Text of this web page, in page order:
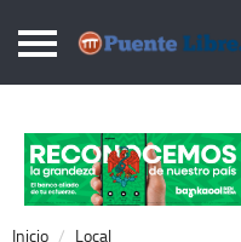
Puentelibre.mx
Local
Nacional
Inicio Local